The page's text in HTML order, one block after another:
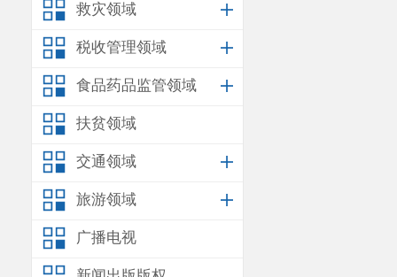
救灾领域
税收管理领域
食品药品监管领域
扶贫领域
交通领域
旅游领域
广播电视